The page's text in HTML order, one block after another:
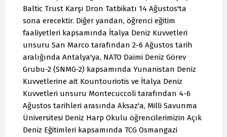
Baltic Trust Karşı Dron Tatbikatı 14 Ağustos'ta
sona erecektir. Diğer yandan, öğrenci eğitim
faaliyetleri kapsamında İtalya Deniz Kuvvetleri
unsuru San Marco tarafından 2-6 Ağustos tarih
aralığında Antalya'ya, NATO Daimi Deniz Görev
Grubu-2 (SNMG-2) kapsamında Yunanistan Deniz
Kuvvetlerine ait Kountouriotis ve İtalya Deniz
Kuvvetleri unsuru Montecuccoli tarafından 4-6
Ağustos tarihleri arasında Aksaz'a, Milli Savunma
Üniversitesi Deniz Harp Okulu öğrencilerimizin Açık
Deniz Eğitimleri kapsamında TCG Osmangazi